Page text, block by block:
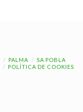
PALMA
SA POBLA
POLÍTICA DE COOKIES